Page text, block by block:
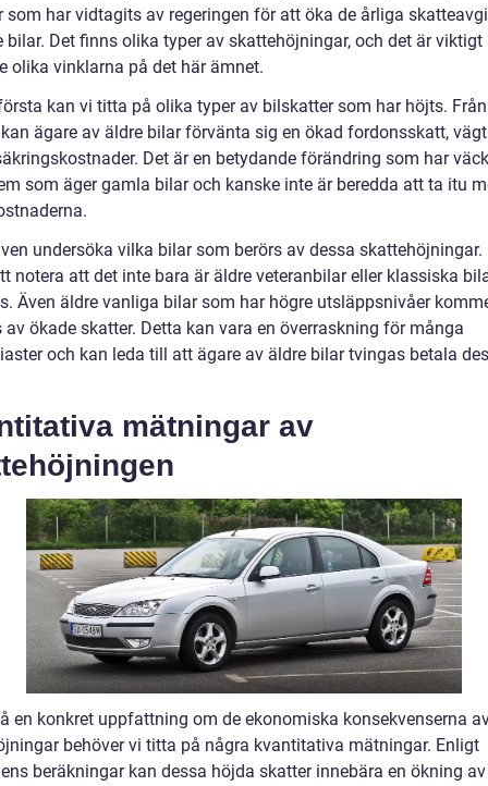
som har vidtagits av regeringen för att öka de årliga
bilar. Det finns olika typer av skattehöjningar, och det är viktigt
olika vinklarna på det här ämnet.
kan vi titta på olika typer av bilskatter som har höjts.
ägare av äldre bilar förvänta sig en ökad fordonsskatt,
Det är en betydande förändring som har
som äger gamla bilar och kanske inte är beredda att ta itu
undersöka vilka bilar som berörs av dessa skattehöjningar.
notera att det inte bara är äldre veteranbilar eller klassiska
Även äldre vanliga bilar som har högre utsläppsnivåer
av ökade skatter. Detta kan vara en överraskning för många
och kan leda till att ägare av äldre bilar tvingas betala
mätningar av
en konkret uppfattning om de ekonomiska konsekvenserna
behöver vi titta på några kvantitativa mätningar. Enligt
beräkningar kan dessa höjda skatter innebära en ökning